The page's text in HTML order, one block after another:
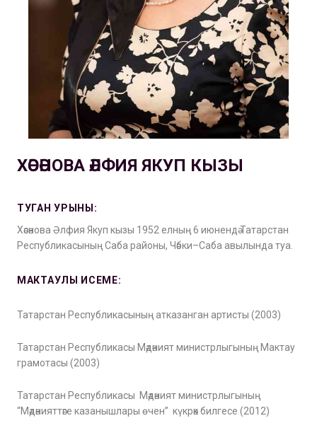
ХӘСӘНОВА ӘЛФИЯ ЯКУП КЫЗЫ
ТУГАН УРЫНЫ:
Хәсәнова Әлфия Якуп кызы 1952 елның 6 июнендә Татарстан
Республикасының Саба районы, Чәбки–Саба авылында туа.
МАКТАУЛЫ ИСЕМЕ:
Татарстан Республикасының атказанган артисты (2003)
Татарстан Республикасы Мәдәният министрлыгының Мактау
грамотасы (2003)
Татарстан Республикасы Мәдәният министрлыгының
“Мәдәнияттәге казанышлары өчен” күкрәк билгесе (2012)